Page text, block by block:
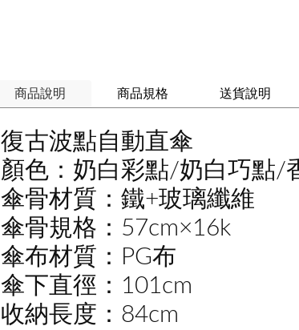
商品說明 商品規格 送貨說明
復古波點自動直傘
顏色：奶白彩點/奶白巧點/
傘骨材質：鐵+玻璃纖維
傘骨規格：57cm×16k
傘布材質：PG布
傘下直徑：101cm
收納長度：84cm